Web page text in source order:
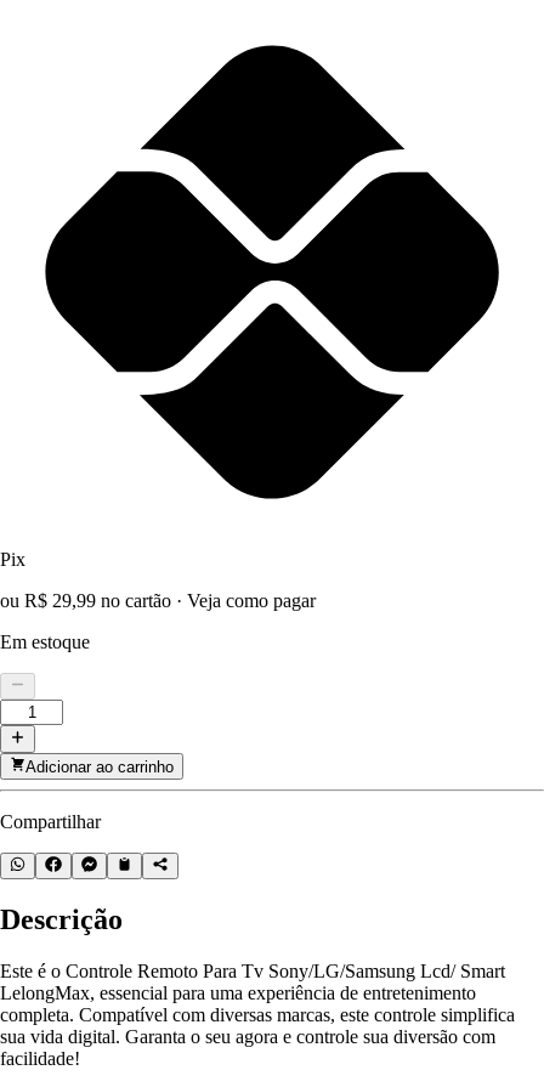
Pix
ou R$ 29,99 no cartão · Veja como pagar
Em estoque
Adicionar ao carrinho
Compartilhar
Descrição
Este é o Controle Remoto Para Tv Sony/LG/Samsung Lcd/ Smart
LelongMax, essencial para uma experiência de entretenimento
completa. Compatível com diversas marcas, este controle simplifica
sua vida digital. Garanta o seu agora e controle sua diversão com
facilidade!